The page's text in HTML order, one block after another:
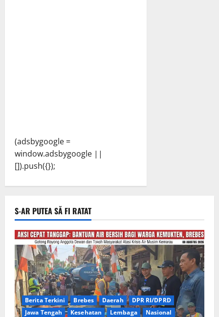
(adsbygoogle =
window.adsbygoogle ||
[]).push({});
S-AR PUTEA SĂ FI RATAT
Berita Terkini Brebes Daerah
DPR RI/DPRD
Jawa Tengah
Kesehatan Lembaga
Nasional